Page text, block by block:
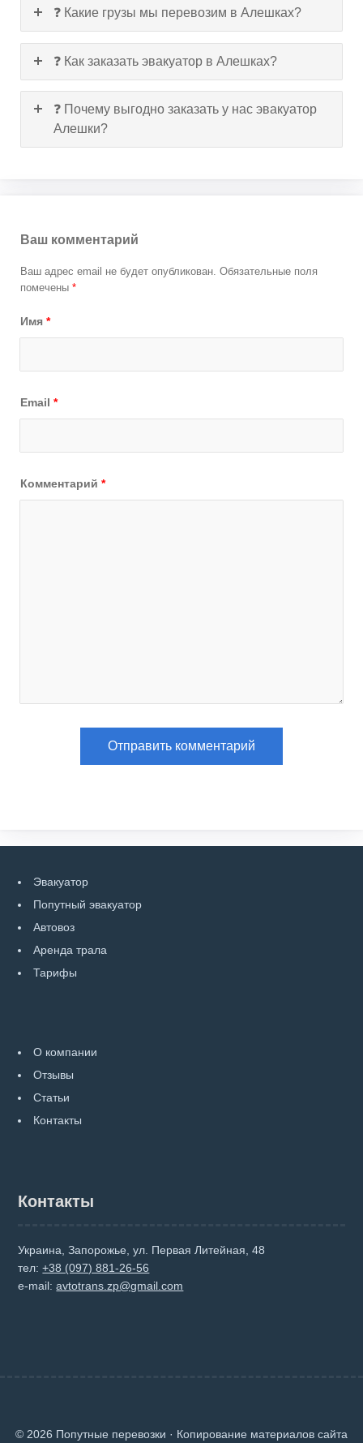
❓ Какие грузы мы перевозим в Алешках?
❓ Как заказать эвакуатор в Алешках?
❓ Почему выгодно заказать у нас эвакуатор
Алешки?
Ваш комментарий
Ваш адрес email не будет опубликован. Обязательные поля
помечены *
Имя *
Email *
Комментарий *
Эвакуатор
Попутный эвакуатор
Автовоз
Аренда трала
Тарифы
О компании
Отзывы
Статьи
Контакты
Контакты
Украина, Запорожье, ул. Первая Литейная, 48
тел:+38 (097) 881-26-56
e-mail:avtotrans.zp@gmail.com
© 2026 Попутные перевозки · Копирование материалов сайта